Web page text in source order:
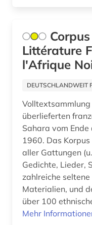
konkordanz (1)
korpus (1)
kultur (3)
latein (1)
lexikon (1)
Littérature
l'Afrique
DEUTSCHLANDWEIT
überlieferten
Sahara vom
1960. Das
aller Gattungen
Gedichte, Lieder,
zahlreiche
Materialien, und
über 100
Mehr